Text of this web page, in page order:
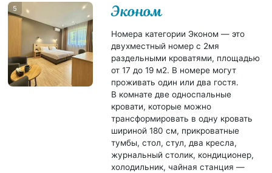
5 Эконом
Номера категории Эконом — это
двухместный номер с 2мя
раздельными кроватями, площадью
от 17 до 19 м2. В номере могут
проживать один или два гостя.
В комнате две односпальные
кровати, которые можно
трансформировать в одну кровать
шириной 180 см, прикроватные
тумбы, стол, стул, два кресла,
журнальный столик, кондиционер,
холодильник, чайная станция —